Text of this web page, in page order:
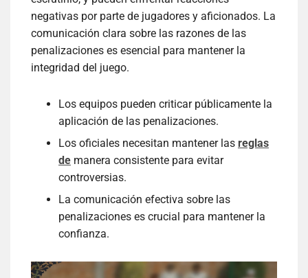
negativas por parte de jugadores y aficionados. La
comunicación clara sobre las razones de las
penalizaciones es esencial para mantener la
integridad del juego.
Los equipos pueden criticar públicamente la
aplicación de las penalizaciones.
Los oficiales necesitan mantener las reglas
de manera consistente para evitar
controversias.
La comunicación efectiva sobre las
penalizaciones es crucial para mantener la
confianza.